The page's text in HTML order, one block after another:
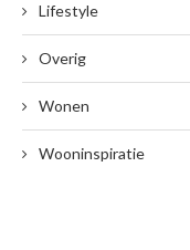
Lifestyle
Overig
Wonen
Wooninspiratie